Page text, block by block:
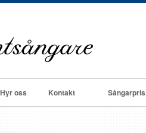
Hyr oss Kontakt Sångarpris